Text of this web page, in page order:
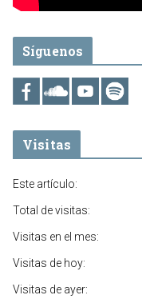
Síguenos
Visitas
Este artículo:
Total de visitas:
Visitas en el mes:
Visitas de hoy:
Visitas de ayer: